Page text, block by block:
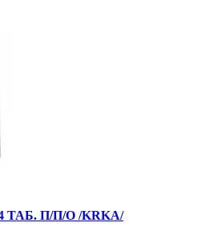
П/П/О /KRKA/